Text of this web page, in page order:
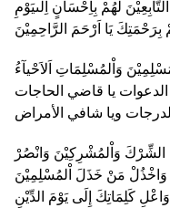
لَهُمْ بِاِحْسَانٍ اِلَىيَوْمِ
يَا اَرْحَمَ الرَّاحِمِيْنَ
وَاْلمُسْلِمَاتِ اَلاَحْيآءُ
يا قاضي الحاجات
الشِّرْكَ وَاْلمُشْرِكِيْنَ وَانْصُرْ
وَاخْذُلْ مَنْ خَذَلَ اْلمُسْلِمِيْنَ